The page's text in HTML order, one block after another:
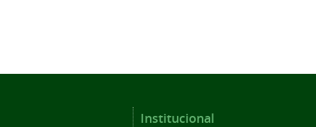
Institucional